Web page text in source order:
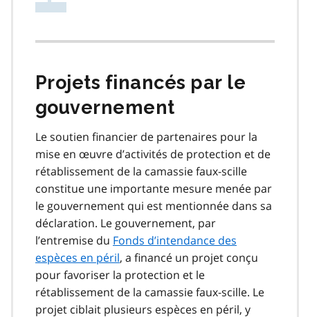
Projets financés par le
gouvernement
Le soutien financier de partenaires pour la
mise en œuvre d’activités de protection et de
rétablissement de la camassie faux-scille
constitue une importante mesure menée par
le gouvernement qui est mentionnée dans sa
déclaration. Le gouvernement, par
l’entremise du Fonds d’intendance des
espèces en péril, a financé un projet conçu
pour favoriser la protection et le
rétablissement de la camassie faux-scille. Le
projet ciblait plusieurs espèces en péril, y